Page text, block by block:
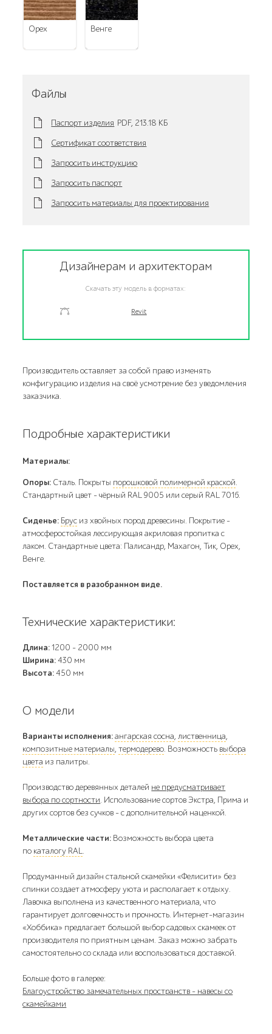
орех венге
Файлы
Паспорт изделия PDF, 213.18 KБ
Сертификат соответствия
Запросить инструкцию
Запросить паспорт
Запросить материалы для проектирования
Дизайнерам и архитекторам
Скачать эту модель в форматах:
Revit
Производитель оставляет за собой право изменять
конфигурацию изделия на своё усмотрение без уведомления
заказчика.
Подробные характеристики
Материалы:
Опоры: Сталь. Покрыты порошковой полимерной краской.
Стандартный цвет – чёрный RAL 9005 или серый RAL 7016.
Сиденье: Брус из хвойных пород древесины. Покрытие -
атмосферостойкая лессирующая акриловая пропитка с
лаком. Стандартные цвета: Палисандр, Махагон, Тик, Орех,
Венге.
Поставляется в разобранном виде.
Технические характеристики:
Длина:1200 - 2000 мм
Ширина:430 мм
Высота:450 мм
О модели
Варианты исполнения:ангарская сосна,лиственница,
композитные материалы,термодерево. Возможность выбора
цвета из палитры.
Производство деревянных деталей не предусматривает
выбора по сортности. Использование сортов Экстра, Прима и
других сортов без сучков - с дополнительной наценкой.
Металлические части: Возможность выбора цвета
по каталогу RAL.
Продуманный дизайн стальной скамейки «Фелисити» без
спинки создает атмосферу уюта и располагает к отдыху.
Лавочка выполнена из качественного материала, что
гарантирует долговечность и прочность. Интернет-магазин
«Хоббика» предлагает большой выбор садовых скамеек от
производителя по приятным ценам. Заказ можно забрать
самостоятельно со склада или воспользоваться доставкой.
Больше фото в галерее:
Благоустройство замечательных пространств - навесы со
скамейками